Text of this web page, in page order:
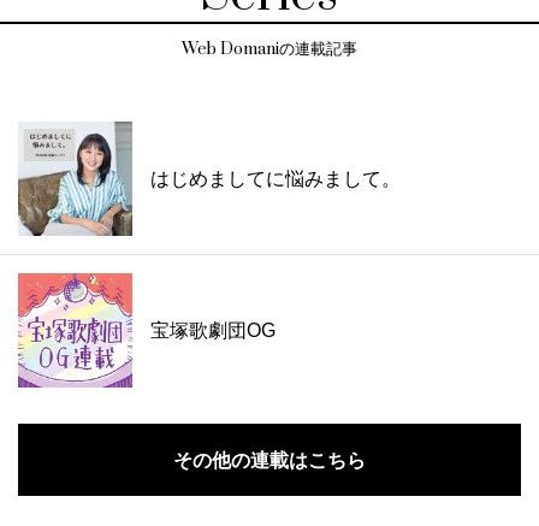
Web Domaniの連載記事
はじめましてに悩みまして。
宝塚歌劇団OG
その他の連載はこちら